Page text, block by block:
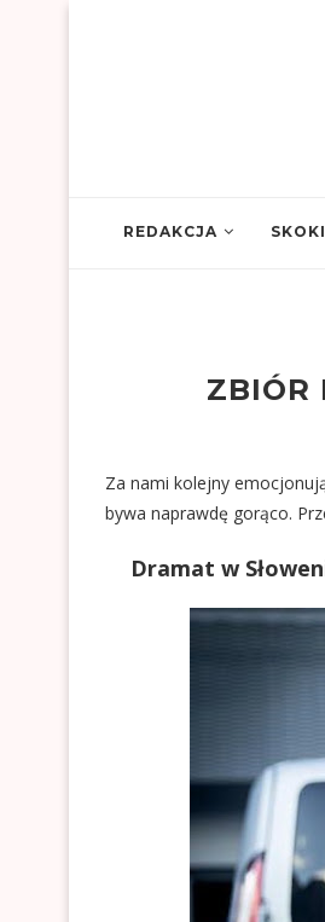
REDAKCJA
ZBIÓR
Za nami kolejny
bywa naprawdę gorąco.
Dramat w